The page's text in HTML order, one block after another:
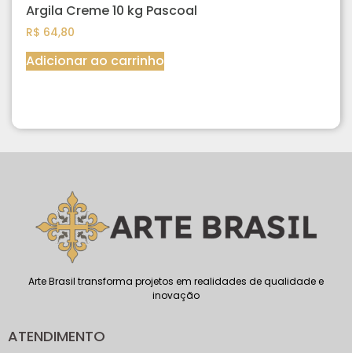
Argila Creme 10 kg Pascoal
R$ 64,80
Adicionar ao carrinho
Arte Brasil transforma projetos em realidades de qualidade e
inovação
ATENDIMENTO